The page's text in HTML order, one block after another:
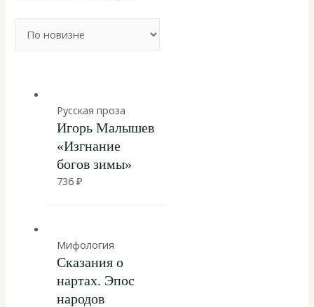
Русская проза
Игорь Малышев
«Изгнание
богов зимы»
736 ₽
Мифология
Сказания о
нартах. Эпос
народов